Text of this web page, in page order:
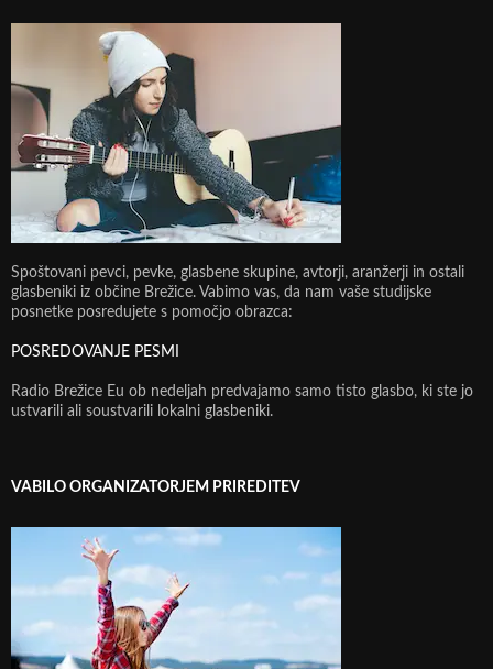
Spoštovani pevci, pevke, glasbene skupine, avtorji, aranžerji in ostali
glasbeniki iz občine Brežice. Vabimo vas, da nam vaše studijske
posnetke posredujete s pomočjo obrazca:
POSREDOVANJE PESMI
Radio Brežice Eu ob nedeljah predvajamo samo tisto glasbo, ki ste jo
ustvarili ali soustvarili lokalni glasbeniki.
VABILO ORGANIZATORJEM PRIREDITEV